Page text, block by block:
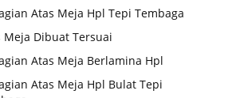
Atas Meja Hpl Tepi Tembaga
Meja Dibuat Tersuai
Atas Meja Berlamina Hpl
Atas Meja Hpl Bulat Tepi